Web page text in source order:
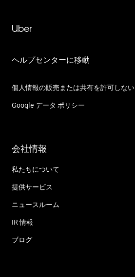
Uber
ヘルプセンターに移動
個人情報の販売または共有を許可しない
Google データ ポリシー
会社情報
私たちについて
提供サービス
ニュースルーム
IR 情報
ブログ